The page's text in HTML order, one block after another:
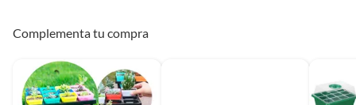
Complementa tu compra